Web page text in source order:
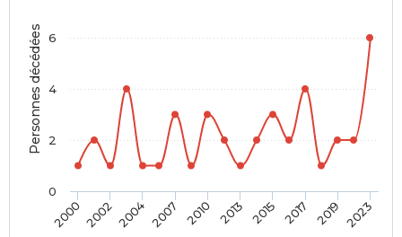
Personnes décédées
2000 20022004 2007 2010 2013 2015 2017 2019 2023
0
2
4
6